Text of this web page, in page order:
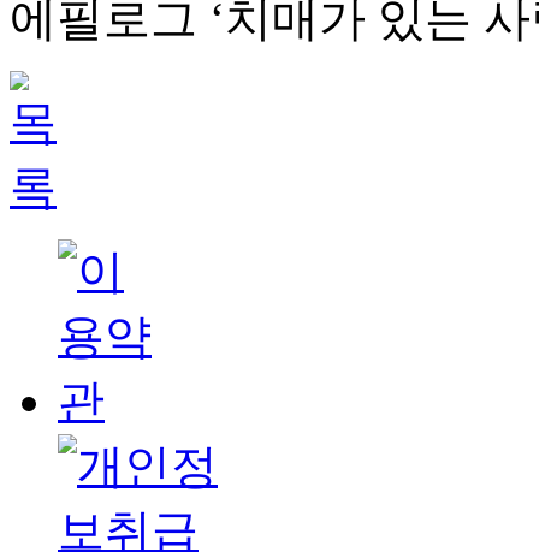
에필로그 ‘치매가 있는